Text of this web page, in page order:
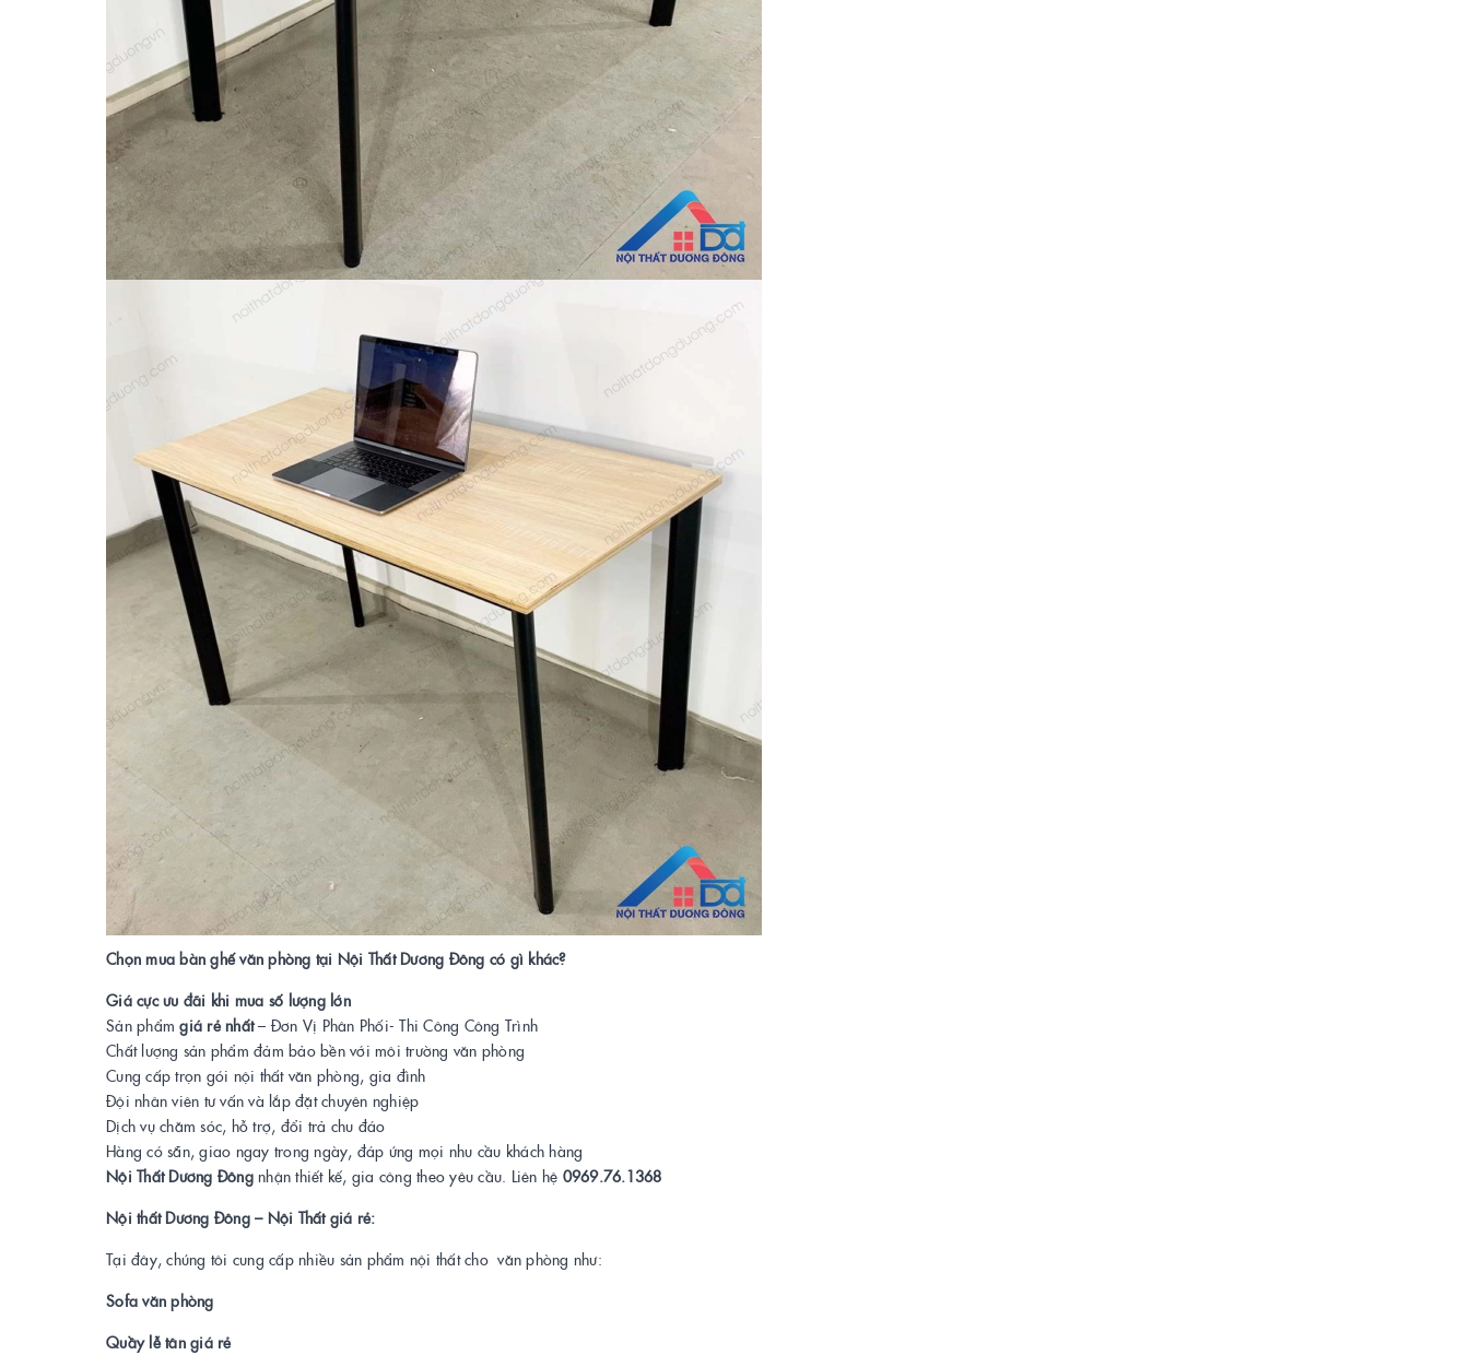
Chọn mua bàn ghế văn phòng tại Nội Thất Dương Đông có gì khác?
Giá cực ưu đãi khi mua số lượng lớn
Sản phẩmgiá rẻ nhất– Đơn Vị Phân Phối- Thi Công Công Trình
Chất lượng sản phẩm đảm bảo bền với môi trường văn phòng
Cung cấp trọn gói nội thất văn phòng, gia đình
Đội nhân viên tư vấn và lắp đặt chuyên nghiệp
Dịch vụ chăm sóc, hỗ trợ, đổi trả chu đáo
Hàng có sẵn, giao ngay trong ngày, đáp ứng mọi nhu cầu khách hàng
Nội Thất Dương Đôngnhận thiết kế, gia công theo yêu cầu. Liên hệ 0969.76.1368
Nội thất Dương Đông – Nội Thất giá rẻ:
Tại đây, chúng tôi cung cấp nhiều sản phẩm nội thất cho văn phòng như:
Sofa văn phòng
Quầy lễ tân giá rẻ